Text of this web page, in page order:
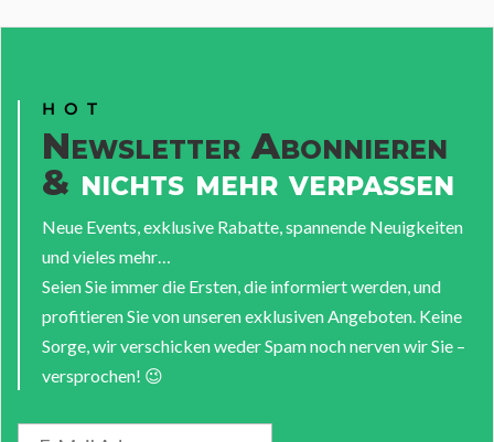
HOT
Newsletter Abonnieren
& nichts mehr verpassen
Neue Events, exklusive Rabatte, spannende Neuigkeiten
und vieles mehr…
Seien Sie immer die Ersten, die informiert werden, und
profitieren Sie von unseren exklusiven Angeboten. Keine
Sorge, wir verschicken weder Spam noch nerven wir Sie –
versprochen! 😉